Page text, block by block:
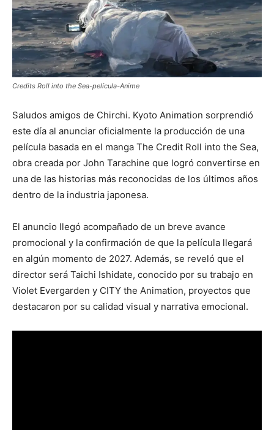
Credits Roll into the Sea-película-Anime
Saludos amigos de Chirchi. Kyoto Animation sorprendió
este día al anunciar oficialmente la producción de una
película basada en el manga The Credit Roll into the Sea,
obra creada por John Tarachine que logró convertirse en
una de las historias más reconocidas de los últimos años
dentro de la industria japonesa.
El anuncio llegó acompañado de un breve avance
promocional y la confirmación de que la película llegará
en algún momento de 2027. Además, se reveló que el
director será Taichi Ishidate, conocido por su trabajo en
Violet Evergarden y CITY the Animation, proyectos que
destacaron por su calidad visual y narrativa emocional.